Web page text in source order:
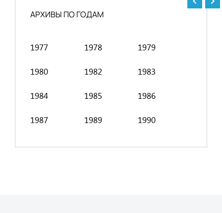
АРХИВЫ ПО ГОДАМ
1977 1978 1979
1980 1982 1983
1984 1985 1986
1987 1989 1990